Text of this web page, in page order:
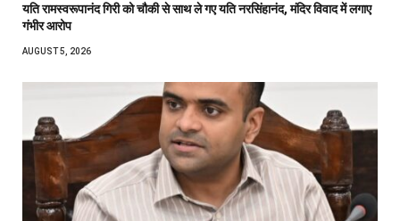
यति रामस्वरूपानंद गिरी को चौकी से साथ ले गए यति नरसिंहानंद, मंदिर विवाद में लगाए
गंभीर आरोप
AUGUST 5, 2026